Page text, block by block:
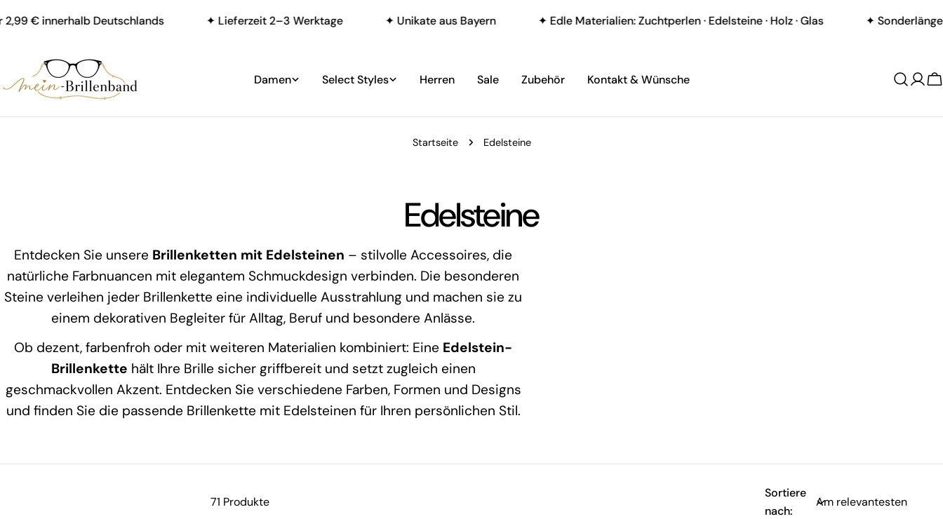
Inhalt
€ innerhalb Deutschlands ✦ Lieferzeit 2–3 Werktage ✦ Unikate aus Bayern ✦ Edle Materialien: Zuchtperlen · Edelsteine · Holz · Glas ✦ Sonderlängen
Damen Select Styles Herren Sale Zubehör Kontakt & Wünsche
Startseite Edelsteine
S
a
m
m
l
u
n
Edelsteine
Entdecken Sie unsere Brillenketten mit Edelsteinen – stilvolle Accessoires, die
natürliche Farbnuancen mit elegantem Schmuckdesign verbinden. Die besonderen
Steine verleihen jeder Brillenkette eine individuelle Ausstrahlung und machen sie zu
einem dekorativen Begleiter für Alltag, Beruf und besondere Anlässe.
Ob dezent, farbenfroh oder mit weiteren Materialien kombiniert: Eine Edelstein-
Brillenkette hält Ihre Brille sicher griffbereit und setzt zugleich einen
geschmackvollen Akzent. Entdecken Sie verschiedene Farben, Formen und Designs
und finden Sie die passende Brillenkette mit Edelsteinen für Ihren persönlichen Stil.
71 Produkte
Sortiere
nach: